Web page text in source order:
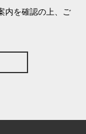
内を確認の上、ご